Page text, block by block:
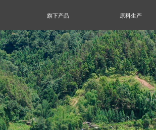
旗下产品 原料生产